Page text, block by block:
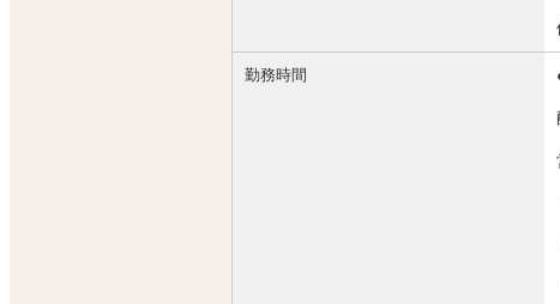
業界未経験でも稼げる仕組みを用意し、
勤務時間